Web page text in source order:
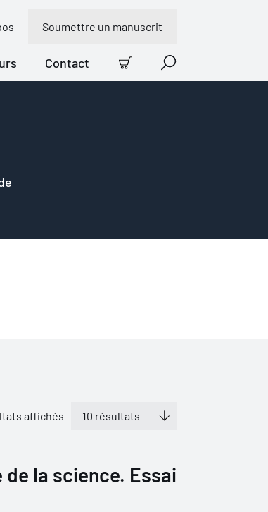
Soumettre un manuscrit
Contact
Panier Recherche
affichés
la science. Essai